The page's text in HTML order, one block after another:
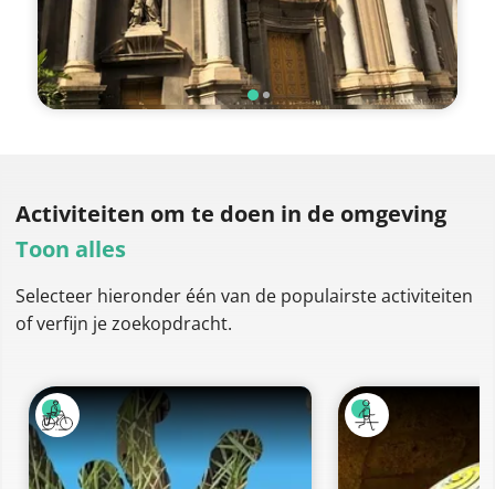
Activiteiten om te doen in de omgeving
Toon alles
Selecteer hieronder één van de populairste activiteiten
of verfijn je zoekopdracht.